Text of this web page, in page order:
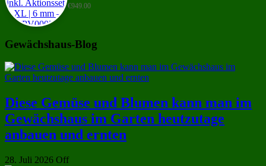
€949.00
Gewächshaus-Blog
Diese Gemüse und Blumen kann man im
Gewächshaus im Garten heutzutage
anbauen und ernten
28. Juli 2026 Off